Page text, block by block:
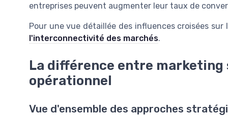
entreprises peuvent augmenter leur taux de
Pour une vue détaillée des influences croisées
l'interconnectivité des marchés.
La différence entre
opérationnel
Vue d'ensemble des approches